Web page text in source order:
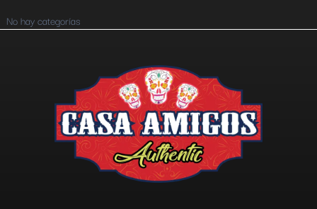
No hay categorías